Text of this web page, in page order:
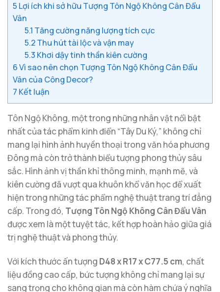
5 Lợi ích khi sở hữu Tượng Tôn Ngộ Không Cân Đẩu
Vân
5.1 Tăng cường năng lượng tích cực
5.2Thu hút tài lộc và vận may
5.3 Khơi dậy tinh thần kiên cường
6Vì sao nên chọn Tượng Tôn Ngộ Không Cân Đẩu
Vân của Công Decor?
7 Kết luận
Tôn Ngộ Không, một trong những nhân vật nổi bật
nhất của tác phẩm kinh điển “Tây Du Ký,” không chỉ
mang lại hình ảnh huyền thoại trong văn hóa phương
Đông mà còn trở thành biểu tượng phong thủy sâu
sắc. Hình ảnh vị thần khỉ thông minh, mạnh mẽ, và
kiên cường đã vượt qua khuôn khổ văn học để xuất
hiện trong những tác phẩm nghệ thuật trang trí đẳng
cấp. Trong đó, Tượng Tôn Ngộ Không Cân Đẩu Vân
được xem là một tuyệt tác, kết hợp hoàn hảo giữa giá
trị nghệ thuật và phong thủy.
Với kích thước ấn tượng D48 x R17 x C77.5 cm, chất
liệu đồng cao cấp, bức tượng không chỉ mang lại sự
sang trọng cho không gian mà còn hàm chứa ý nghĩa